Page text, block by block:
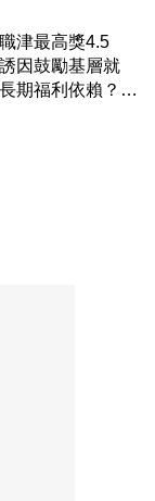
津最高獎4.5
因鼓勵基層就
期福利依賴？鄧